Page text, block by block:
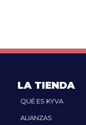
LA TIENDA
QUÉ ES KYVA
ALIANZAS